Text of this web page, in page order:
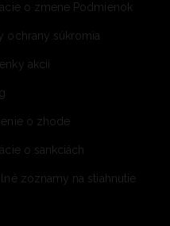
o zmene Podmienok
ochrany súkromia
akcií
o zhode
o sankciách
zoznamy na stiahnutie